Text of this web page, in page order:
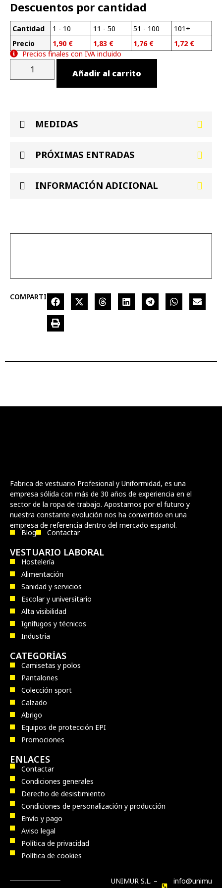
Descuentos por cantidad
Cantidad
Precio
1 - 10
1,90 €
11 - 50
1,83 €
51 - 100
1,76 €
101+
1,72 €
Precios finales con IVA incluido
Añadir al carrito
MEDIDAS
PRÓXIMAS ENTRADAS
INFORMACIÓN ADICIONAL
COMPARTIR
Fabrica de vestuario Profesional y Uniformidad, es una
empresa sólida con más de 30 años de experiencia en el
sector de la ropa de trabajo. Apostamos por el futuro y
nuestra constante evolución nos ha convertido en una
empresa de referencia dentro del mercado español.
Blog Contactar
VESTUARIO LABORAL
Hostelería
Alimentación
Sanidad y servicios
Escolar y universitario
Alta visibilidad
Ignífugos y técnicos
Industria
CATEGORÍAS
Camisetas y polos
Pantalones
Colección sport
Calzado
Abrigo
Equipos de protección EPI
Promociones
ENLACES
Contactar
Condiciones generales
Derecho de desistimiento
Condiciones de personalización y producción
Envío y pago
Aviso legal
Política de privacidad
Política de cookies
UNIMUR S.L. –
info@unimu